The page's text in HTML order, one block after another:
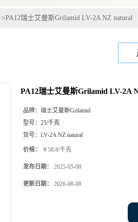
>PA12瑞士艾曼斯Grilamid LV-2A NZ natural
PA12瑞士艾曼斯Grilamid LV-2A
品牌： 瑞士艾曼斯Grilamid
型号： 25/千克
货号： LV-2A NZ natural
价格： ￥58.8/千克
发布日期： 2025-05-08
更新日期： 2026-08-08